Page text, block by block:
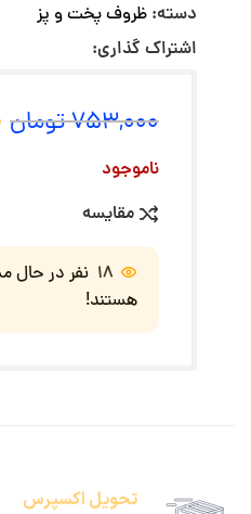
دسته: ظروف پخت و پز
اشتراک گذاری:
753,000تومان
ناموجود
مقایسه
18 نفر در حال
هستند!
تحویل اکسپرس